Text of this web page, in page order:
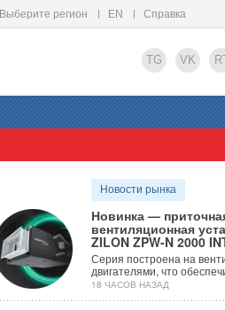
Выберите регион EN Справка
TG VK
Новости рынка
Новинка —
вентиляционная
ZILON ZPW-N 2000
Серия построена на
двигателями, что
18 ЧАСОВ НАЗАД